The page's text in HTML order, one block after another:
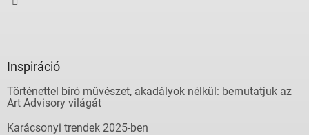
Inspiráció
Történettel bíró művészet, akadályok nélkül: bemutatjuk az
Art Advisory világát
Karácsonyi trendek 2025-ben